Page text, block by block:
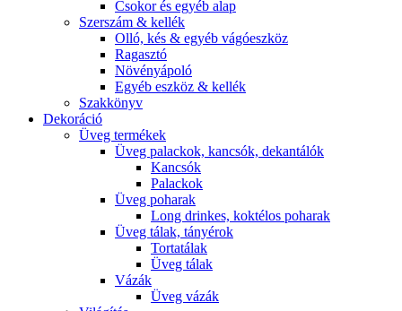
Csokor és egyéb alap
Szerszám & kellék
Olló, kés & egyéb vágóeszköz
Ragasztó
Növényápoló
Egyéb eszköz & kellék
Szakkönyv
Dekoráció
Üveg termékek
Üveg palackok, kancsók, dekantálók
Kancsók
Palackok
Üveg poharak
Long drinkes, koktélos poharak
Üveg tálak, tányérok
Tortatálak
Üveg tálak
Vázák
Üveg vázák